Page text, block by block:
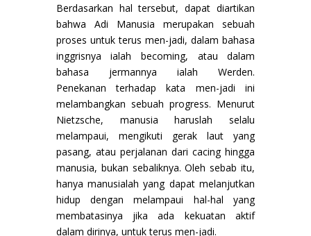
Berdasarkan hal tersebut, dapat diartikan
bahwa Adi Manusia merupakan sebuah
proses untuk terus men-jadi, dalam bahasa
inggrisnya ialah becoming, atau dalam
bahasa jermannya ialah Werden.
Penekanan terhadap kata men-jadi ini
melambangkan sebuah progress. Menurut
Nietzsche, manusia haruslah selalu
melampaui, mengikuti gerak laut yang
pasang, atau perjalanan dari cacing hingga
manusia, bukan sebaliknya. Oleh sebab itu,
hanya manusialah yang dapat melanjutkan
hidup dengan melampaui hal-hal yang
membatasinya jika ada kekuatan aktif
dalam dirinya, untuk terus men-jadi.